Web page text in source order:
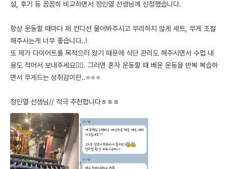
설, 후기 등 꼼꼼히 비교하면서 정인열 선생님께 신청했습니다.
항상 운동할 때마다 제 컨디션 물어봐주시고 무리하지 않게 세트, 무게 조절
해주시는게 너무 좋습니다..!
또 제가 다이어트를 목적으러 왔기 때문에 식단 관리도 해주시면서 수업 내
용도 적어서 보내주세요👍🏽. 그러면 혼자 운동할 때 배운 운동을 반복 복습하
면서 무게드는 성취감이란..⭐️⭐️⭐️
정인열 선생님// 적극 추천합니다ㅎㅎㅎ